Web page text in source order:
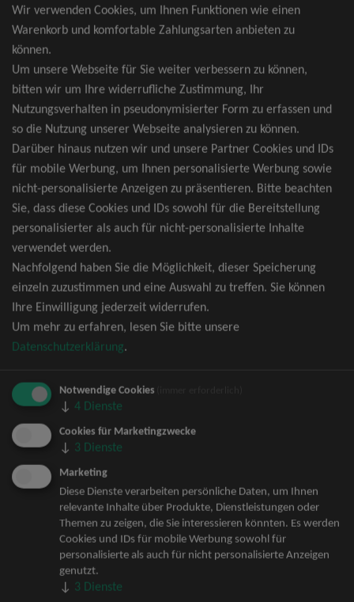
nach der Bestplatzbuchung vergeben
werden.
wider Erwarten doch nicht verfügbar
sein, erhalten Sie von uns Tickets für die
nächst bessere Kategorie. Und das
kostenfrei und völlig automatisch.
TOP-Events
André Rieu Tickets
David Garrett Tickets
Andrea Berg Tickets
Backstreet Boys Tickets
Unheilig Tickets
Santiano Tickets
Bryan Adams Tickets
Andreas Gabalier Tickets
Die Fantastischen Vier Tickets
Herbert Grönemeyer Tickets
Deep Purple Tickets
Howard Carpendale Tickets
Jan Delay & Disko No.1 Tickets
Pur Tickets
Bob Dylan Tickets
Mark Forster Tickets
The Prodigy Tickets
Wir verwenden Cookies, um Ihnen Funktionen wie einen
Warenkorb und komfortable Zahlungsarten anbieten zu
können.
Um unsere Webseite für Sie weiter verbessern zu können,
bitten wir um Ihre widerrufliche Zustimmung, Ihr
Nutzungsverhalten in pseudonymisierter Form zu erfassen und
so die Nutzung unserer Webseite analysieren zu können.
Darüber hinaus nutzen wir und unsere Partner Cookies und IDs
für mobile Werbung, um Ihnen personalisierte Werbung sowie
nicht-personalisierte Anzeigen zu präsentieren. Bitte beachten
Sie, dass diese Cookies und IDs sowohl für die Bereitstellung
personalisierter als auch für nicht-personalisierte Inhalte
verwendet werden.
Nachfolgend haben Sie die Möglichkeit, dieser Speicherung
einzeln zuzustimmen und eine Auswahl zu treffen. Sie können
Ihre Einwilligung jederzeit widerrufen.
Um mehr zu erfahren, lesen Sie bitte unsere
Datenschutzerklärung.
Notwendige Cookies
↓ 4 Dienste
Cookies für Marketingzwecke
↓ 3 Dienste
Marketing
Diese Dienste verarbeiten persönliche Daten, um Ihnen
relevante Inhalte über Produkte, Dienstleistungen oder
Themen zu zeigen, die Sie interessieren könnten. Es werden
Cookies und IDs für mobile Werbung sowohl für
personalisierte als auch für nicht personalisierte Anzeigen
genutzt.
↓ 3 Dienste